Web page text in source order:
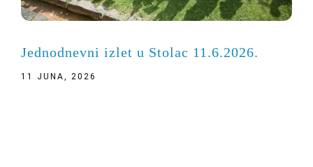
Jednodnevni izlet u Stolac 11.6.2026.
11 JUNA, 2026